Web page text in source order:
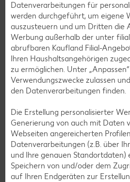
Jeder Cent zählt! Für
Datenverarbeitungen für
werden durchgeführt, um eigene
auszusteuern und um Dritten die
Werbung außerhalb der unter
abrufbaren Kaufland Filial-
Ihren Haushaltsangehörigen
zu ermöglichen. Unter
Verwendungszwecke zulassen
den Datenverarbeitungen finden.
Die Erstellung personalisierter
Generierung von auch mit Daten
Webseiten angereicherten
Datenverarbeitungen (z.B. über
und Ihre genauen Standortdaten)
Speichern von und/oder dem
auf Ihren Endgeräten zur